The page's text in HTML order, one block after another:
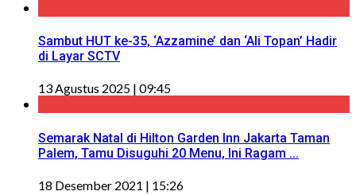
Sambut HUT ke-35, ‘Azzamine’ dan ‘Ali Topan’ Hadir
di Layar SCTV
13 Agustus 2025 | 09:45
Semarak Natal di Hilton Garden Inn Jakarta Taman
Palem, Tamu Disuguhi 20 Menu, Ini Ragam ...
18 Desember 2021 | 15:26